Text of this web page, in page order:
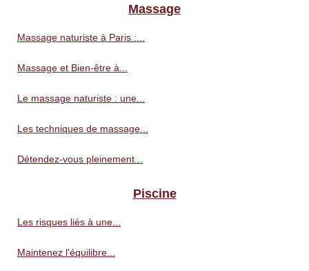
Massage
Massage naturiste à Paris :...
Massage et Bien-être à...
Le massage naturiste : une...
Les techniques de massage...
Détendez-vous pleinement...
Piscine
Les risques liés à une...
Maintenez l'équilibre...